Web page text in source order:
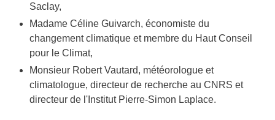
Saclay,
Madame Céline Guivarch, économiste du
changement climatique et membre du Haut Conseil
pour le Climat,
Monsieur Robert Vautard, météorologue et
climatologue, directeur de recherche au CNRS et
directeur de l'Institut Pierre-Simon Laplace.